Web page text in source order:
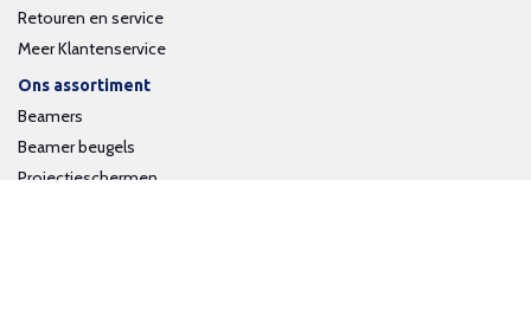
Retouren en service
Meer Klantenservice
Ons assortiment
Beamers
Beamer beugels
Projectieschermen